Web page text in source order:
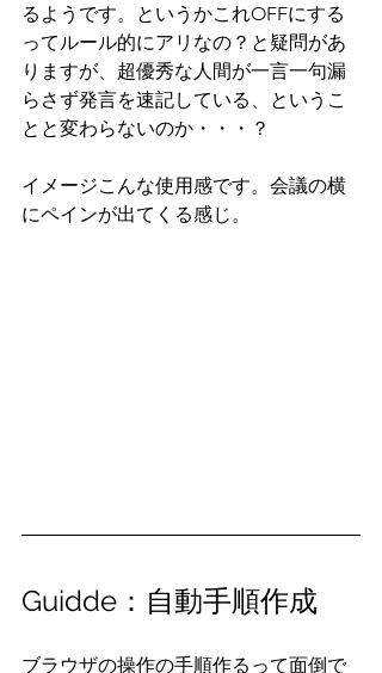
るようです。というかこれOFFにする
ってルール的にアリなの？と疑問があ
りますが、超優秀な人間が一言一句漏
らさず発言を速記している、というこ
とと変わらないのか・・・？
イメージこんな使用感です。会議の横
にペインが出てくる感じ。
Guidde：自動手順作成
ブラウザの操作の手順作るって面倒で